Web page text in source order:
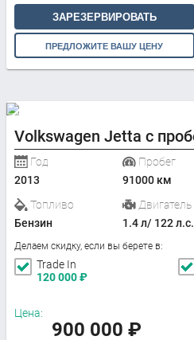
ЗАРЕЗЕРВИРОВАТЬ
ПРЕДЛОЖИТЕ ВАШУ ЦЕНУ
Volkswagen Jetta с
Год
2013
Пробег
91000 км
Топливо
Бензин
Двигатель
1.4 л/ 122 л.с.
Делаем скидку, если вы берете в:
Trade In
120 000₽
Цена:
900 000 ₽